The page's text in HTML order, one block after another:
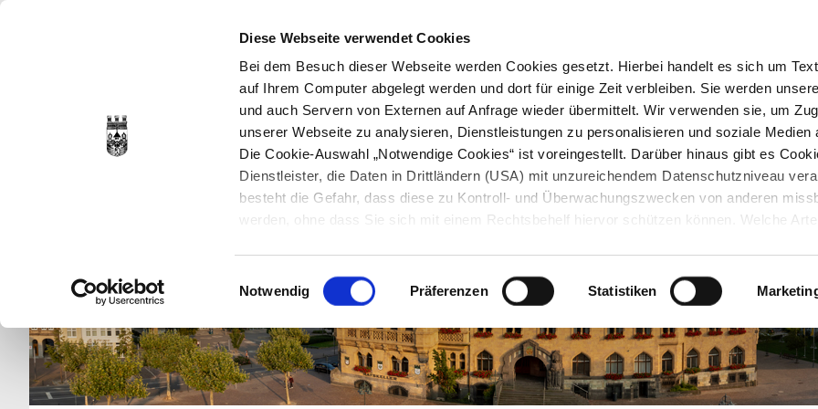
Diese Webseite verwendet Cookies
Bei dem Besuch dieser Webseite werden Cookies gesetzt. Hierbei handelt es sich um
auf Ihrem Computer abgelegt werden und dort für einige Zeit verbleiben. Sie werden
und auch Servern von Externen auf Anfrage wieder übermittelt. Wir verwenden sie, um
unserer Webseite zu analysieren, Dienstleistungen zu personalisieren und soziale Medien
Die Cookie-Auswahl „Notwendige Cookies“ ist voreingestellt. Darüber hinaus gibt es
Dienstleister, die Daten in Drittländern (USA) mit unzureichendem Datenschutzniveau
besteht die Gefahr, dass diese zu Kontroll- und Überwachungszwecken von anderen
werden, ohne dass Sie sich mit einem Rechtsbehelf hiervor schützen können. Welche
Datenschutzerklärung
entnehmen. Die von Ihnen getroffene Auswahl der gewünschten
jederzeit mit Wirkung für die Zukunft angepasst oder
werden.
Einwilligungsauswahl
Notwendig Präferenzen Statistiken
STARTSEITE